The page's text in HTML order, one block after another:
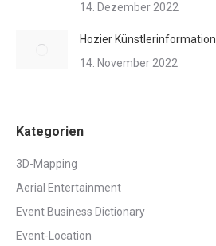
14. Dezember 2022
Hozier Künstlerinformation
14. November 2022
Kategorien
3D-Mapping
Aerial Entertainment
Event Business Dictionary
Event-Location